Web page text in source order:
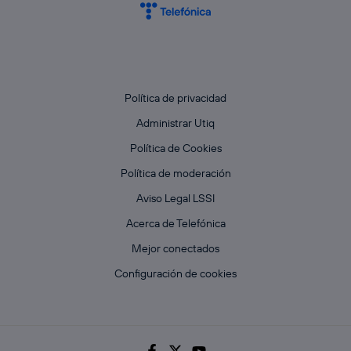
Política de privacidad
Administrar Utiq
Política de Cookies
Política de moderación
Aviso Legal LSSI
Acerca de Telefónica
Mejor conectados
Configuración de cookies
que hayan dado su consentimiento.
“Administrar Utiq” en la parte inferior de esta página web o
portal de privacidad de Utiq
. Para más información, consulta
política de privacidad de Utiq.